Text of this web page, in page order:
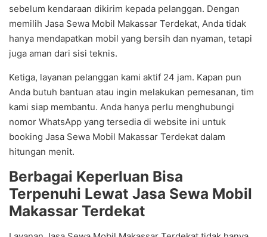
sebelum kendaraan dikirim kepada pelanggan. Dengan
memilih Jasa Sewa Mobil Makassar Terdekat, Anda tidak
hanya mendapatkan mobil yang bersih dan nyaman, tetapi
juga aman dari sisi teknis.
Ketiga, layanan pelanggan kami aktif 24 jam. Kapan pun
Anda butuh bantuan atau ingin melakukan pemesanan, tim
kami siap membantu. Anda hanya perlu menghubungi
nomor WhatsApp yang tersedia di website ini untuk
booking Jasa Sewa Mobil Makassar Terdekat dalam
hitungan menit.
Berbagai Keperluan Bisa
Terpenuhi Lewat Jasa Sewa Mobil
Makassar Terdekat